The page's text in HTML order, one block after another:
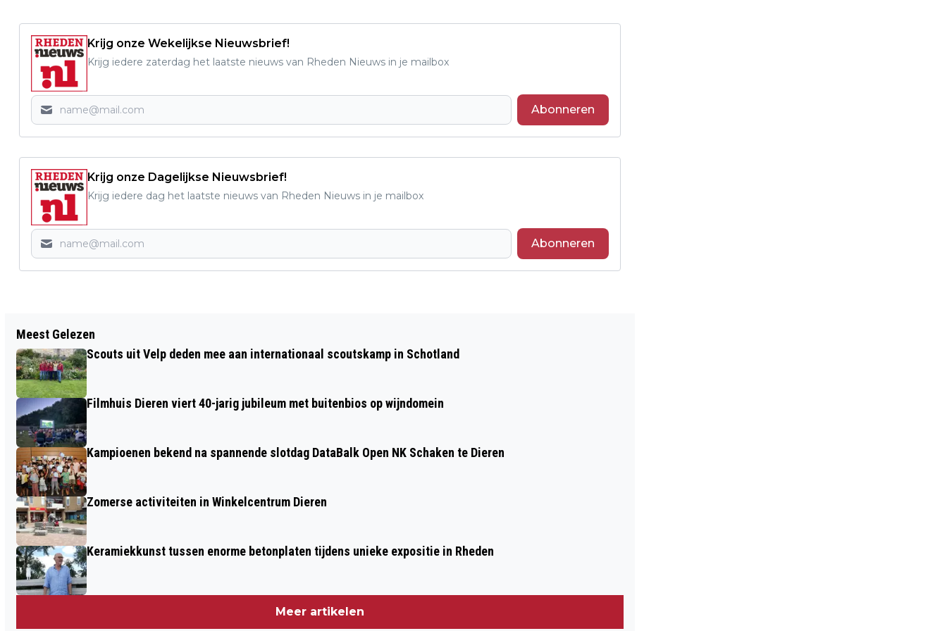
Krijg onze Wekelijkse Nieuwsbrief!
Krijg iedere zaterdag het laatste nieuws van Rheden Nieuws in je mailbox
Abonneren
Krijg onze Dagelijkse Nieuwsbrief!
Krijg iedere dag het laatste nieuws van Rheden Nieuws in je mailbox
Abonneren
OUDHEIDKUNDIGE KRING RHEDEN-
ROZENDAAL: HISTORISCHE WANDELING
IN SPANKEREN
SCHUMANN UND FREUNDE" IN DE OUDE
Meest Gelezen
Scouts uit Velp deden mee aan internationaal scoutskamp in Schotland
Filmhuis Dieren viert 40-jarig jubileum met buitenbios op wijndomein
Kampioenen bekend na spannende slotdag DataBalk Open NK Schaken te Dieren
Zomerse activiteiten in Winkelcentrum Dieren
Keramiekkunst tussen enorme betonplaten tijdens unieke expositie in Rheden
Meer artikelen